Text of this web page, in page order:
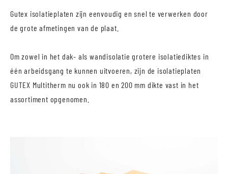
Gutex isolatieplaten zijn eenvoudig en snel te verwerken door
de grote afmetingen van de plaat.
Om zowel in het dak- als wandisolatie grotere isolatiediktes in
één arbeidsgang te kunnen uitvoeren, zijn de isolatieplaten
GUTEX Multitherm nu ook in 180 en 200 mm dikte vast in het
assortiment opgenomen.